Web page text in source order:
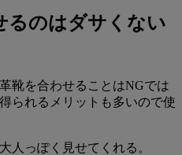
るのはダサくない
靴を合わせることはNGでは
られるメリットも多いので使
人っぽく見せてくれる。